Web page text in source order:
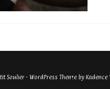
Soulier - WordPress Theme by Kadence